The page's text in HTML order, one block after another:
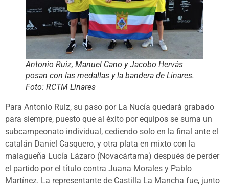
Antonio Ruiz, Manuel Cano y Jacobo Hervás
posan con las medallas y la bandera de Linares.
Foto: RCTM Linares
Para Antonio Ruiz, su paso por La Nucía quedará grabado
para siempre, puesto que al éxito por equipos se suma un
subcampeonato individual, cediendo solo en la final ante el
catalán Daniel Casquero, y otra plata en mixto con la
malagueña Lucía Lázaro (Novacártama) después de perder
el partido por el título contra Juana Morales y Pablo
Martínez. La representante de Castilla La Mancha fue, junto